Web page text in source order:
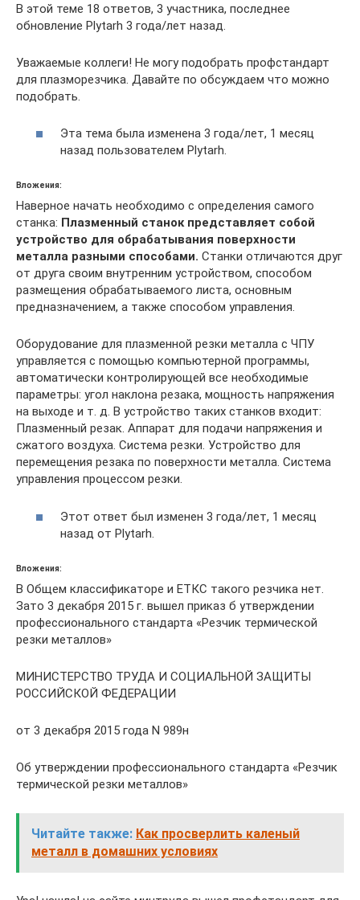
В этой теме 18 ответов, 3 участника, последнее
обновление Plytarh 3 года/лет назад.
Уважаемые коллеги! Не могу подобрать профстандарт
для плазморезчика. Давайте по обсуждаем что можно
подобрать.
Эта тема была изменена 3 года/лет, 1 месяц
назад пользователем Plytarh.
Вложения:
Наверное начать необходимо с определения самого
станка: Плазменный станок представляет собой
устройство для обрабатывания поверхности
металла разными способами. Станки отличаются друг
от друга своим внутренним устройством, способом
размещения обрабатываемого листа, основным
предназначением, а также способом управления.
Оборудование для плазменной резки металла с ЧПУ
управляется с помощью компьютерной программы,
автоматически контролирующей все необходимые
параметры: угол наклона резака, мощность напряжения
на выходе и т. д. В устройство таких станков входит:
Плазменный резак. Аппарат для подачи напряжения и
сжатого воздуха. Система резки. Устройство для
перемещения резака по поверхности металла. Система
управления процессом резки.
Этот ответ был изменен 3 года/лет, 1 месяц
назад от Plytarh.
Вложения:
В Общем классификаторе и ЕТКС такого резчика нет.
Зато 3 декабря 2015 г. вышел приказ б утверждении
профессионального стандарта «Резчик термической
резки металлов»
МИНИСТЕРСТВО ТРУДА И СОЦИАЛЬНОЙ ЗАЩИТЫ
РОССИЙСКОЙ ФЕДЕРАЦИИ
от 3 декабря 2015 года N 989н
Об утверждении профессионального стандарта «Резчик
термической резки металлов»
Читайте также: Как просверлить каленый
металл в домашних условиях